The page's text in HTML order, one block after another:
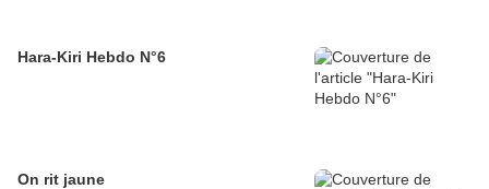
Hara-Kiri Hebdo N°6
On rit jaune